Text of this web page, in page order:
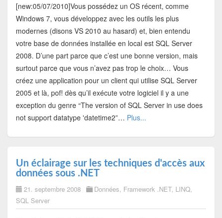
[new:05/07/2010]Vous possédez un OS récent, comme
Windows 7, vous développez avec les outils les plus
modernes (disons VS 2010 au hasard) et, bien entendu
votre base de données installée en local est SQL Server
2008. D’une part parce que c’est une bonne version, mais
surtout parce que vous n’avez pas trop le choix… Vous
créez une application pour un client qui utilise SQL Server
2005 et là, pof! dès qu’il exécute votre logiciel il y a une
exception du genre “The version of SQL Server in use does
not support datatype 'datetime2”… Plus...
Un éclairage sur les techniques d'accès aux
données sous .NET
21. septembre 2008 Données, Framework .NET, LINQ,
SQL Server